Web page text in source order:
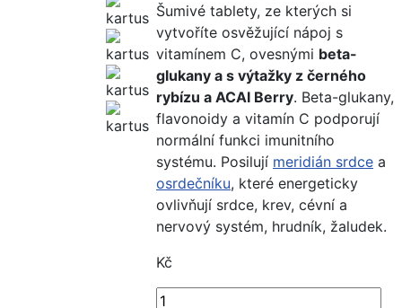
Šumivé tablety, ze kterých si
vytvoříte osvěžující nápoj s
vitamínem C, ovesnými beta-
glukany a s výtažky z černého
rybízu a ACAI Berry. Beta-glukany,
flavonoidy a vitamín C podporují
normální funkci imunitního
systému. Posilují meridián srdce a
osrdečníku, které energeticky
ovlivňují srdce, krev, cévní a
nervový systém, hrudník, žaludek.
Kč